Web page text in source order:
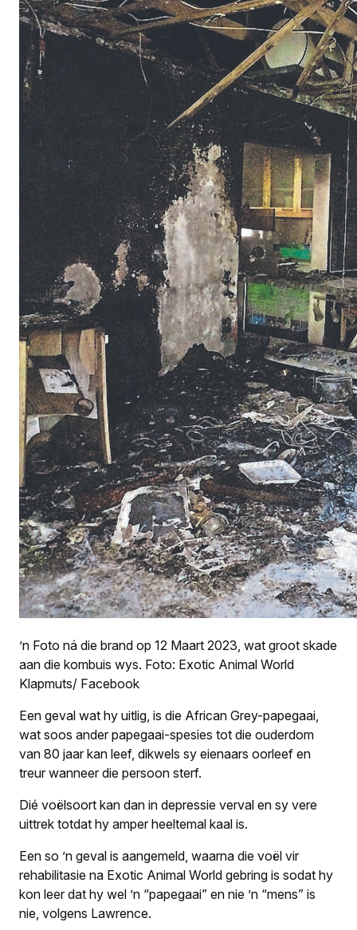
’n Foto ná die brand op 12 Maart 2023, wat groot skade
aan die kombuis wys. Foto: Exotic Animal World
Klapmuts/ Facebook
Een geval wat hy uitlig, is die African Grey-papegaai,
wat soos ander papegaai-spesies tot die ouderdom
van 80 jaar kan leef, dikwels sy eienaars oorleef en
treur wanneer die persoon sterf.
Dié voëlsoort kan dan in depressie verval en sy vere
uittrek totdat hy amper heeltemal kaal is.
Een so ’n geval is aangemeld, waarna die voël vir
rehabilitasie na Exotic Animal World gebring is sodat hy
kon leer dat hy wel ’n “papegaai” en nie ’n “mens” is
nie, volgens Lawrence.